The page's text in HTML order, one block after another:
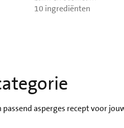
10 ingrediënten
asperges recept voor